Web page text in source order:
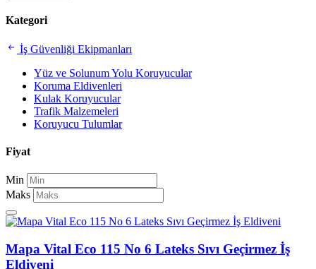
Kategori
İş Güvenliği Ekipmanları
Yüz ve Solunum Yolu Koruyucular
Koruma Eldivenleri
Kulak Koruyucular
Trafik Malzemeleri
Koruyucu Tulumlar
Fiyat
Min
Maks
Mapa Vital Eco 115 No 6 Lateks Sıvı Geçirmez İş
Eldiveni